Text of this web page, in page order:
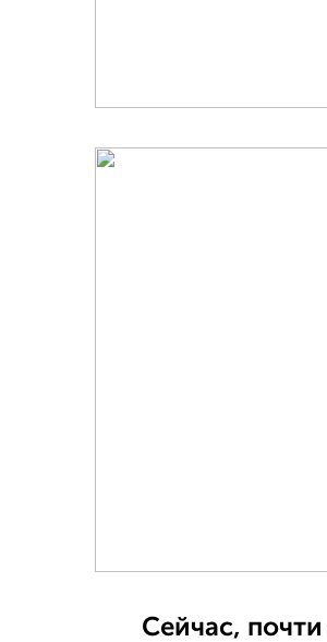
Сейчас,